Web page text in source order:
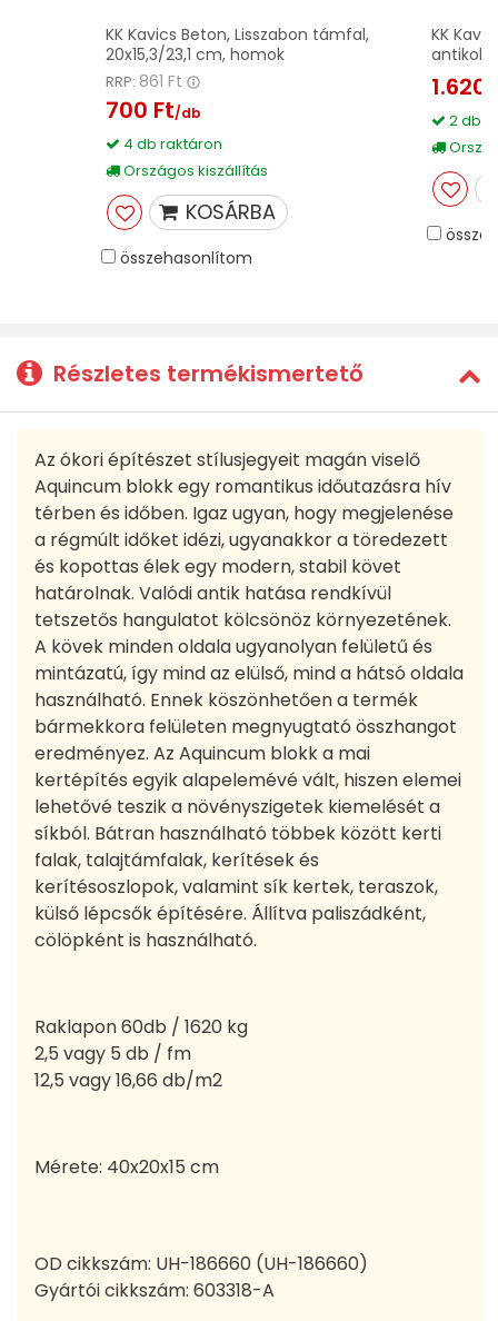
KK Kavics Beton, Lisszabon támfal,
20x15,3/23,1 cm, homok
RRP: 861 Ft
700 Ft/db
4 db raktáron
Országos kiszállítás
KOSÁRBA
összehasonlítom
KK
1.620
2 db
Részletes termékismertető
Az ókori építészet stílusjegyeit magán viselő
Aquincum blokk egy romantikus időutazásra hív
térben és időben. Igaz ugyan, hogy megjelenése
a régmúlt időket idézi, ugyanakkor a töredezett
és kopottas élek egy modern, stabil követ
határolnak. Valódi antik hatása rendkívül
tetszetős hangulatot kölcsönöz környezetének.
A kövek minden oldala ugyanolyan felületű és
mintázatú, így mind az elülső, mind a hátsó oldala
használható. Ennek köszönhetően a termék
bármekkora felületen megnyugtató összhangot
eredményez. Az Aquincum blokk a mai
kertépítés egyik alapelemévé vált, hiszen elemei
lehetővé teszik a növényszigetek kiemelését a
síkból. Bátran használható többek között kerti
falak, talajtámfalak, kerítések és
kerítésoszlopok, valamint sík kertek, teraszok,
külső lépcsők építésére. Állítva paliszádként,
cölöpként is használható.
Raklapon 60db / 1620 kg
2,5 vagy 5 db / fm
12,5 vagy 16,66 db/m2
Mérete: 40x20x15 cm
OD cikkszám: UH-186660 (UH-186660)
Gyártói cikkszám: 603318-A